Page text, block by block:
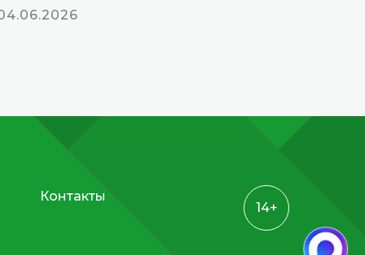
14+
Контакты